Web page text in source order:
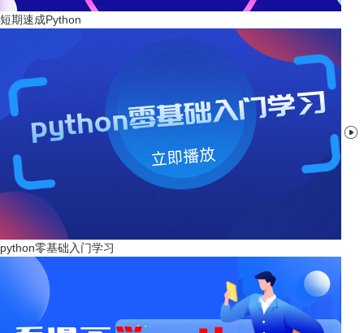
短期速成Python

python零基础入门学习